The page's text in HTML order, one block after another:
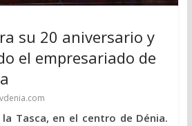
su 20 aniversario y
el empresariado de
la Tasca, en el centro de Dénia.